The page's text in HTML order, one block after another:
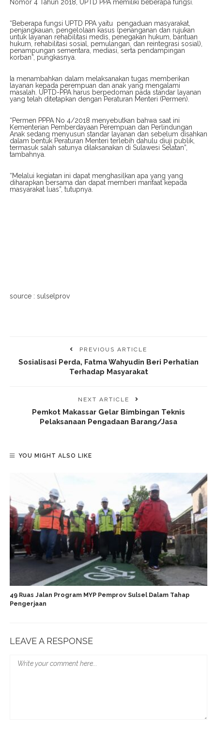
Nomor 4 Tahun 2018, UPTD PPA memiliki beberapa fungsi.
“Beberapa fungsi UPTD PPA yaitu pengaduan masyarakat,
penjangkauan, pengelolaan kasus (penanganan dan rujukan
untuk layanan rehabilitasi medis, penegakan hukum, bantuan
hukum, rehabilitasi sosial, pemulangan, dan reintegrasi sosial),
penampungan sementara, mediasi, serta pendampingan
korban”, pungkasnya.
Ia menambahkan dalam melaksanakan tugas memberikan
layanan kepada perempuan dan anak yang mengalami
masalah. UPTD-PPA harus berpedoman pada standar layanan
yang telah ditetapkan dengan Peraturan Menteri (Permen).
“Permen PPPA No 4/2018 menyebutkan bahwa saat ini
Kementerian Pemberdayaan Perempuan dan Perlindungan
Anak sedang menyusun standar layanan dan sebelum disahkan
dalam bentuk Peraturan Menteri terlebih dahulu diuji publik,
termasuk salah satunya dilaksanakan di Sulawesi Selatan”,
tambahnya.
“Melalui kegiatan ini dapat menghasilkan apa yang yang
diharapkan bersama dan dapat memberi manfaat kepada
masyarakat luas”, tutupnya.
source : sulselprov
PREVIOUS ARTICLE
Sosialisasi Perda, Fatma Wahyudin Beri Perhatian
Terhadap Masyarakat
NEXT ARTICLE
Pemkot Makassar Gelar Bimbingan Teknis
Pelaksanaan Pengadaan Barang/Jasa
YOU MIGHT ALSO LIKE
49 Ruas Jalan Program MYP Pemprov Sulsel Dalam Tahap
Pengerjaan
LEAVE A RESPONSE